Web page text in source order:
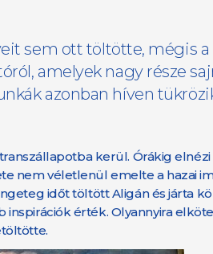
sem ott töltötte, mégis
amelyek nagy része
azonban híven
kerül. Órákig
nem véletlenül emelte a hazai
időt töltött Aligán és járta
érték. Olyannyira